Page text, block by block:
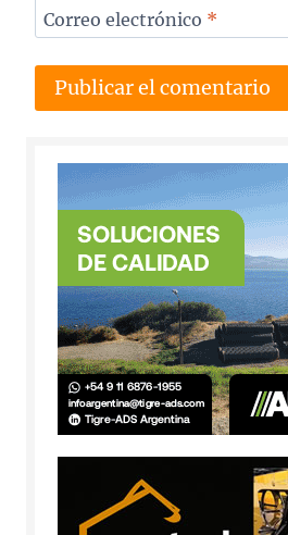
Correo electrónico *